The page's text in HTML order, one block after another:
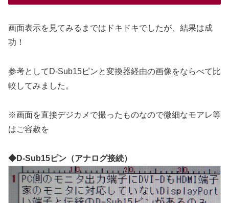
画面表示を見てみるまではドキドキでしたが、結果は成
功！
参考としてD-Sub15ピンと変換器経由の画像をならべて比
較してみました。
※画面を直接デジカメで撮ったものなので微細なモアレ等
はご容赦を
◆D-Sub15ピン（アナログ接続）